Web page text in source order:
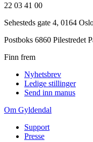
22 03 41 00
Sehesteds gate 4, 0164
Postboks 6860 Pilestredet
Finn frem
Nyhetsbrev
Ledige stillinger
Send inn manus
Om Gyldendal
Support
Presse